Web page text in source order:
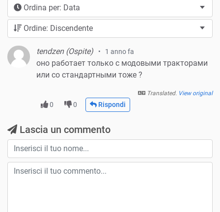
Ordina per: Data
Ordine: Discendente
tendzen (Ospite) 1 anno fa
оно работает только с модовыми тракторами
или со стандартными тоже ?
Translated. View original
0 0 Rispondi
Lascia un commento